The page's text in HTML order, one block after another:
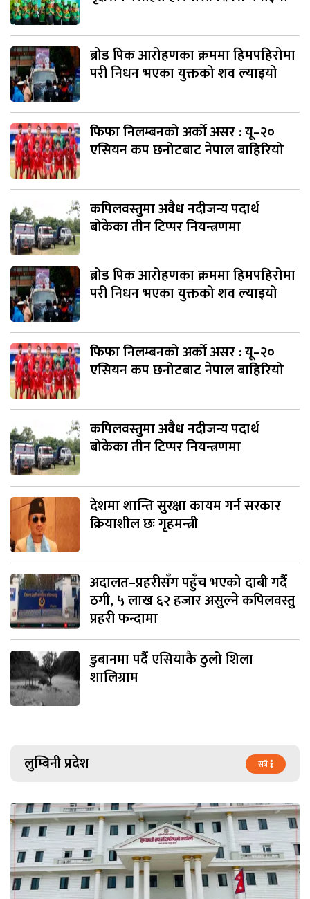
ब्रोड पिक आरोहणका क्रममा हिमपहिरोमा
परी निधन भएका युक्तको शव ल्याइयो
फिफा निलम्बनको अर्को असर : यू–२०
एसियन कप छनोटबाट नेपाल बाहिरियो
कपिलवस्तुमा अवैध नदीजन्य पदार्थ
बोकेका तीन टिप्पर नियन्त्रणमा
ब्रोड पिक आरोहणका क्रममा हिमपहिरोमा
परी निधन भएका युक्तको शव ल्याइयो
फिफा निलम्बनको अर्को असर : यू–२०
एसियन कप छनोटबाट नेपाल बाहिरियो
कपिलवस्तुमा अवैध नदीजन्य पदार्थ
बोकेका तीन टिप्पर नियन्त्रणमा
देशमा शान्ति सुरक्षा कायम गर्न सरकार
क्रियाशील छः गृहमन्त्री
अदालत–प्रहरीसँग पहुँच भएको दाबी गर्दै
ठगी, ५ लाख ६२ हजार असुल्ने कपिलवस्तु
प्रहरी फन्दामा
डुबानमा पर्दै एसियाकै ठुलो शिला
शालिग्राम
लुम्बिनी प्रदेश सबै